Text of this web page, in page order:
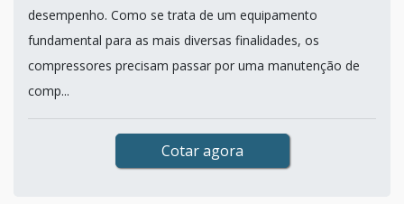
desempenho. Como se trata de um equipamento
fundamental para as mais diversas finalidades, os
compressores precisam passar por uma manutenção de
comp...
Cotar agora